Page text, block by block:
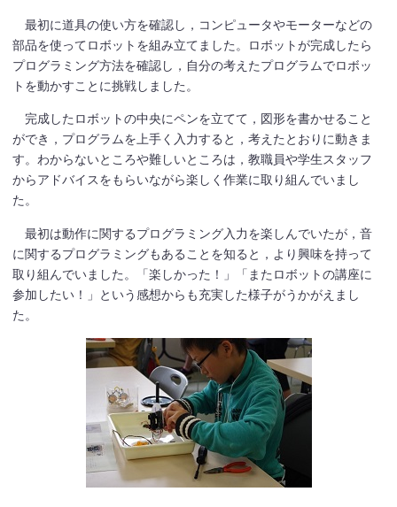
最初に道具の使い方を確認し，コンピュータやモーターなどの
部品を使ってロボットを組み立てました。ロボットが完成したら
プログラミング方法を確認し，自分の考えたプログラムでロボッ
トを動かすことに挑戦しました。
完成したロボットの中央にペンを立てて，図形を書かせること
ができ，プログラムを上手く入力すると，考えたとおりに動きま
す。わからないところや難しいところは，教職員や学生スタッフ
からアドバイスをもらいながら楽しく作業に取り組んでいまし
た。
最初は動作に関するプログラミング入力を楽しんでいたが，音
に関するプログラミングもあることを知ると，より興味を持って
取り組んでいました。「楽しかった！」「またロボットの講座に
参加したい！」という感想からも充実した様子がうかがえまし
た。